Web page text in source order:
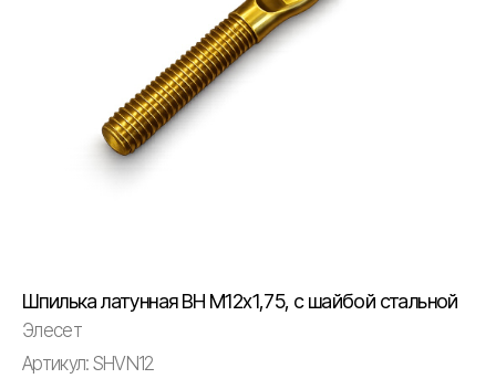
Шпилька латунная ВН М12х1,75, с шайбой стальной
Элесет
Артикул: SHVN12